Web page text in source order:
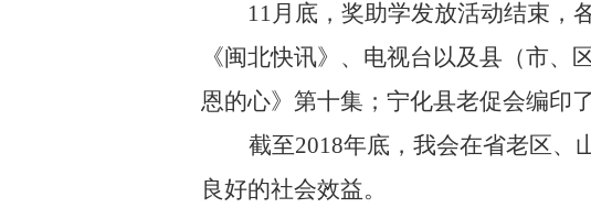
11月底，奖助学发放活动结束，
《闽北快讯》、电视台以及县（市
恩的心》第十集；宁化县老促会编印
截至2018年底，我会在省老区、
良好的社会效益。